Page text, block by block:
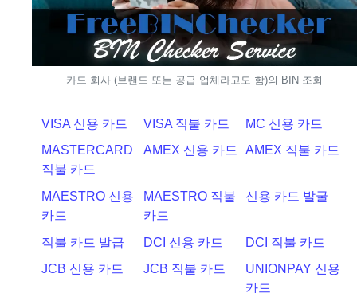
카드 회사 (브랜드 또는 공급 업체라고도 함)의 BIN 조회
VISA 신용 카드 VISA 직불 카드
MC 신용 카드
MASTERCARD
직불 카드
AMEX 신용 카드 AMEX 직불 카드
MAESTRO 신용
카드
MAESTRO 직불
카드
신용 카드 발굴
직불 카드 발급 DCI 신용 카드
DCI 직불 카드
JCB 신용 카드
JCB 직불 카드
UNIONPAY 신용
카드